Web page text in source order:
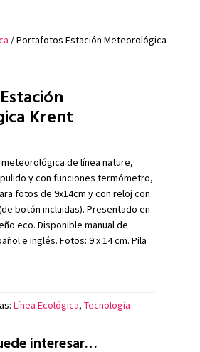
/ Portafotos Estación Meteorológica
Krent
de línea nature,
y con funciones termómetro,
fotos de 9x14cm y con reloj con
botón incluidas). Presentado en
eco. Disponible manual de
e inglés. Fotos: 9 x 14 cm. Pila
Línea Ecológica, Tecnología
interesar…